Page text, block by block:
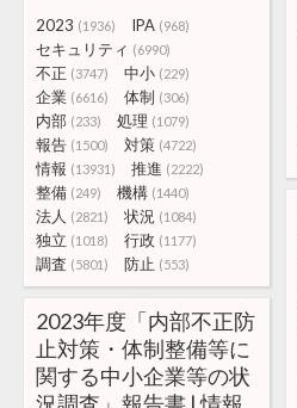
2023 (1936) IPA (968)
セキュリティ (6990)
不正 (3747) 中小 (229)
企業 (6616) 体制 (306)
内部 (233) 処理 (1079)
報告 (1500) 対策 (4722)
情報 (13931) 推進 (2222)
整備 (249) 機構 (1440)
法人 (2821) 状況 (1084)
独立 (1018) 行政 (1177)
調査 (5801) 防止 (553)
2023年度「内部不正防
止対策・体制整備等に
関する中小企業等の状